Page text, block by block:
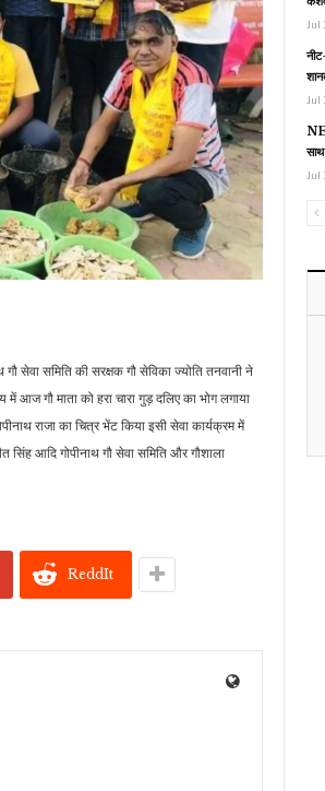
गौ सेवा समिति की सरक्षक गौ सेविका ज्योति तनवानी ने
आज गौ माता को हरा चारा गुड़ दलिए का भोग लगाया
राजा का चित्र भेंट किया इसी सेवा कार्यक्रम में
आदि गोपीनाथ गौ सेवा समिति और गौशाला
ReddIt
Jul
Jul
Jul